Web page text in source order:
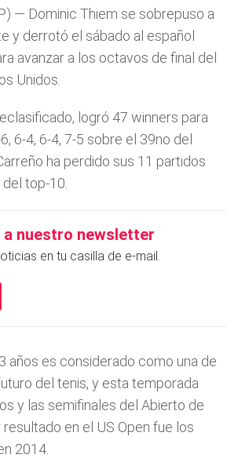
— Dominic Thiem se sobrepuso a
y derrotó el sábado al español
avanzar a los octavos de final del
Unidos.
logró 47 winners para
6-4, 6-4, 7-5 sobre el 39no del
ha perdido sus 11 partidos
top-10.
nuestro newsletter
en tu casilla de e-mail.
años es considerado como una de
del tenis, y esta temporada
y las semifinales del Abierto de
resultado en el US Open fue los
2014.